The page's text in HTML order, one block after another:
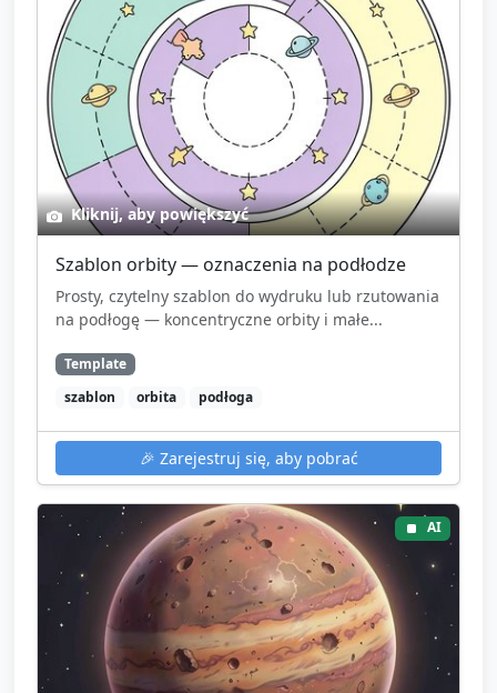
Kliknij, aby powiększyć
Szablon orbity — oznaczenia na podłodze
Prosty, czytelny szablon do wydruku lub rzutowania
na podłogę — koncentryczne orbity i małe...
Template
szablon
orbita podłoga
🎉 Zarejestruj się, aby pobrać
AI